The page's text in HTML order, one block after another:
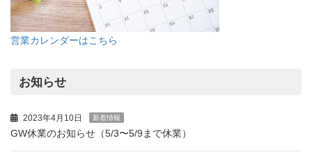
営業カレンダーはこちら
お知らせ
2023年4月10日 新着情報
GW休業のお知らせ（5/3〜5/9まで休業）